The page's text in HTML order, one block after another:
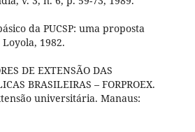
da PUCSP: uma proposta
1982.
DE EXTENSÃO DAS
BRASILEIRAS – FORPROEX.
universitária. Manaus: